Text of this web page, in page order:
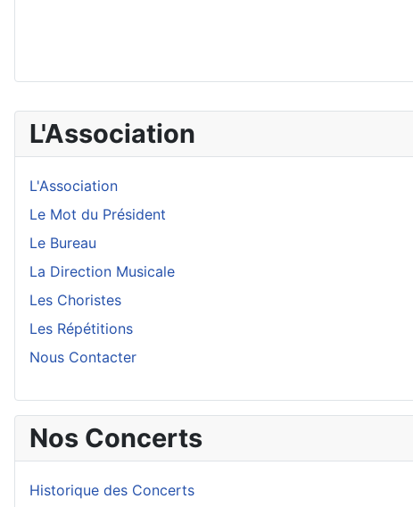
L'Association
L'Association
Le Mot du Président
Le Bureau
La Direction Musicale
Les Choristes
Les Répétitions
Nous Contacter
Nos Concerts
Historique des Concerts